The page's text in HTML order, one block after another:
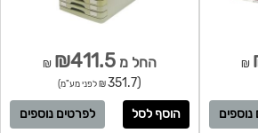
₪ החל מ ₪411.5
₪
(351.7 ₪ לפני מע"מ)
לפרטים נוספים